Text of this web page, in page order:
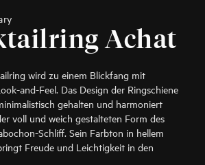
Achat
wird zu einem Blickfang mit
and-Feel. Das Design der Ringschiene
gehalten und harmoniert
voll und weich gestalteten Form des
Schliff. Sein Farbton in hellem
Freude und Leichtigkeit in den